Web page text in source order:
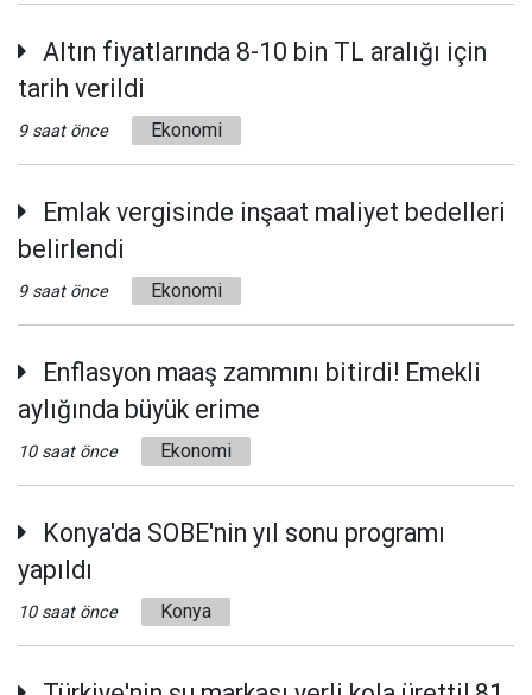
Altın fiyatlarında 8-10 bin TL aralığı için
tarih verildi
9 saat önce Ekonomi
Emlak vergisinde inşaat maliyet bedelleri
belirlendi
9 saat önce Ekonomi
Enflasyon maaş zammını bitirdi! Emekli
aylığında büyük erime
10 saat önce Ekonomi
Konya'da SOBE'nin yıl sonu programı
yapıldı
10 saat önce Konya